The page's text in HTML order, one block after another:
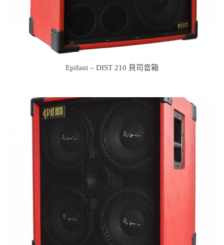
Epifani – DIST 210 貝司音箱